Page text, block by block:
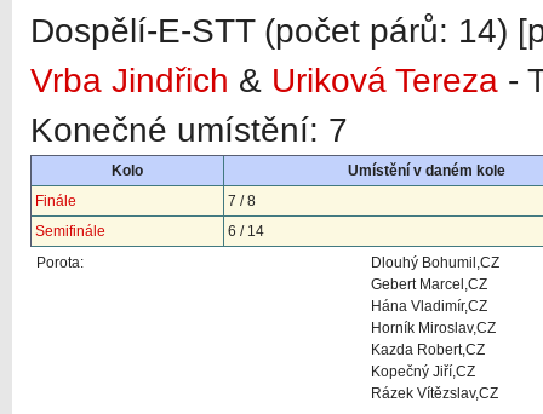
Dospělí-E-STT (počet párů: 14)
Vrba Jindřich & Uriková Tereza -
Konečné umístění: 7
Kolo
Umístění v daném kole
Finále
7 / 8
Semifinále
6 / 14
Porota:
Dlouhý Bohumil,CZ
Gebert Marcel,CZ
Hána Vladimír,CZ
Horník Miroslav,CZ
Kazda Robert,CZ
Kopečný Jiří,CZ
Rázek Vítězslav,CZ